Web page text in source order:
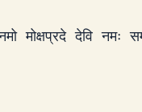
मोक्षप्रदे देवि नमः